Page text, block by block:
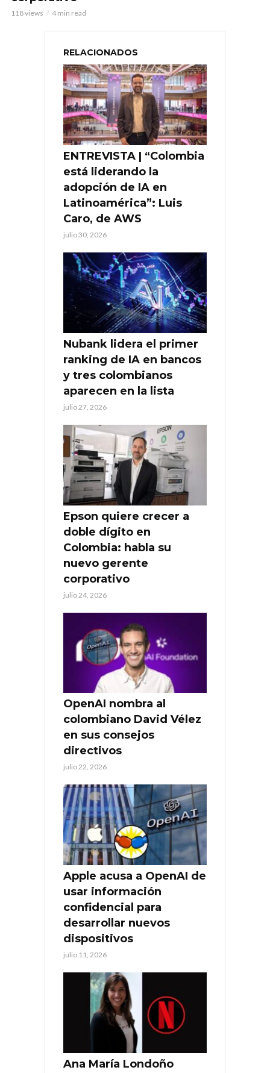
118 views 4 min read
RELACIONADOS
ENTREVISTA | “Colombia
está liderando la
adopción de IA en
Latinoamérica”: Luis
Caro, de AWS
julio 30, 2026
Nubank lidera el primer
ranking de IA en bancos
y tres colombianos
aparecen en la lista
julio 27, 2026
Epson quiere crecer a
doble dígito en
Colombia: habla su
nuevo gerente
corporativo
julio 24, 2026
OpenAI nombra al
colombiano David Vélez
en sus consejos
directivos
julio 22, 2026
Apple acusa a OpenAI de
usar información
confidencial para
desarrollar nuevos
dispositivos
julio 11, 2026
Ana María Londoño